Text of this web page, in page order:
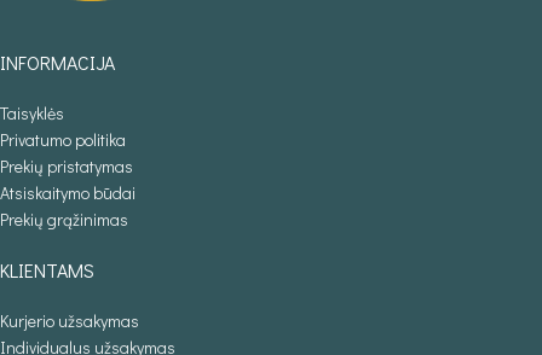
INFORMACIJA
Taisyklės
Privatumo politika
Prekių pristatymas
Atsiskaitymo būdai
Prekių grąžinimas
KLIENTAMS
Kurjerio užsakymas
Individualus užsakymas